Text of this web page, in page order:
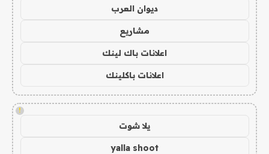
ديوان العرب
مشاريع
اعلانات باك لينك
اعلانات باكلينك
!
يلا شوت
yalla shoot